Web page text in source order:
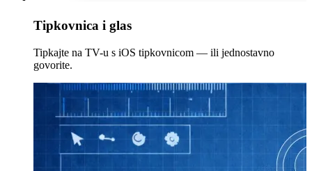
Tipkovnica i glas
Tipkajte na TV-u s iOS tipkovnicom — ili jednostavno
govorite.